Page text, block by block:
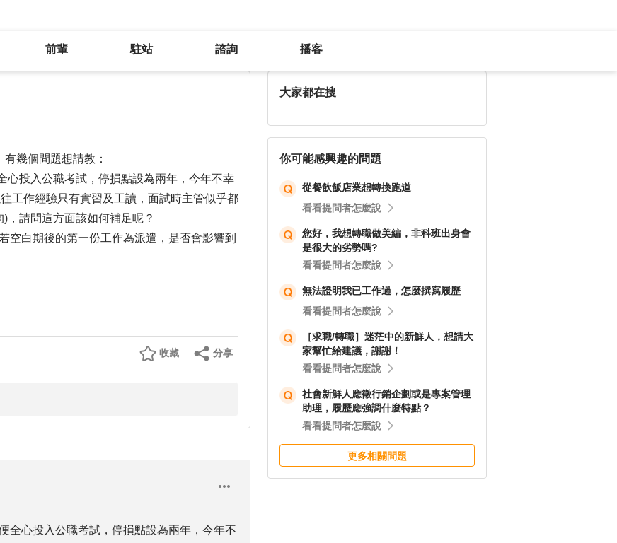
前輩 駐站 諮詢 播客
幾個問題想請教：
心投入公職考試，停損點設為兩年，今年不幸
工作經驗只有實習及工讀，面試時主管似乎都
，請問這方面該如何補足呢？
空白期後的第一份工作為派遣，是否會影響到
分享
收藏
全心投入公職考試，停損點設為兩年，今年不
大家都在搜
你可能感興趣的問題
從餐飲飯店業想轉換跑道
看看提問者怎麼說
您好，我想轉職做美編，非科班出身會
是很大的劣勢嗎?
看看提問者怎麼說
無法證明我已工作過，怎麼撰寫履歷
看看提問者怎麼說
［求職/轉職］迷茫中的新鮮人，想請大
家幫忙給建議，謝謝！
看看提問者怎麼說
社會新鮮人應徵行銷企劃或是專案管理
助理，履歷應強調什麼特點？
看看提問者怎麼說
更多相關問題